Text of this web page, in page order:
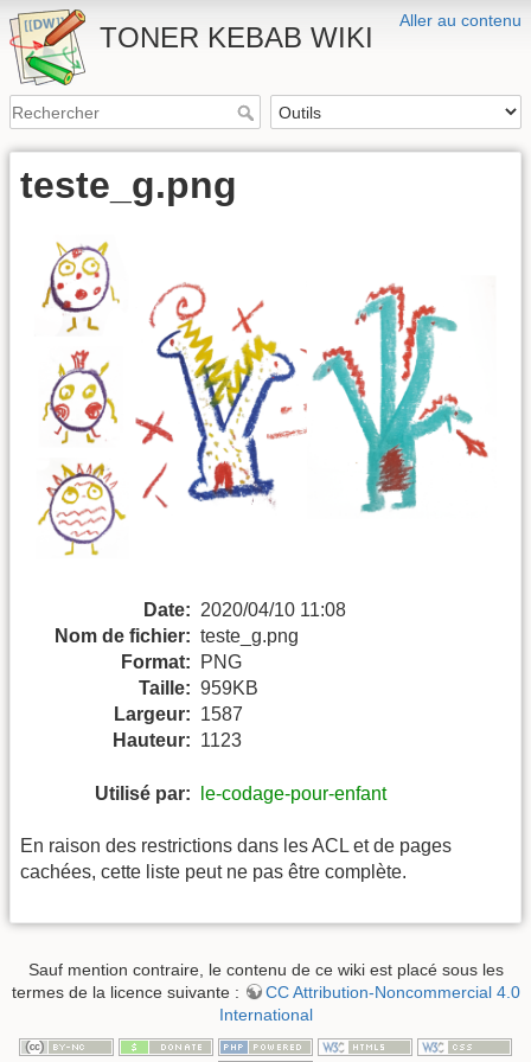
Aller au contenu
TONER KEBAB WIKI
teste_g.png
Date: 2020/04/10 11:08
Nom de fichier: teste_g.png
Format:
PNG
Taille: 959KB
Largeur: 1587
Hauteur: 1123
Utilisé par: le-codage-pour-enfant
En raison des restrictions dans les ACL et de pages
cachées, cette liste peut ne pas être complète.
Sauf mention contraire, le contenu de ce wiki est placé sous les
termes de la licence suivante :
CC Attribution-Noncommercial 4.0
International